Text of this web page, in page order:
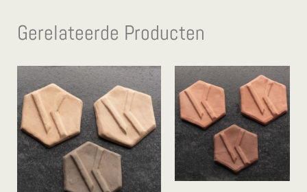
Gerelateerde Producten